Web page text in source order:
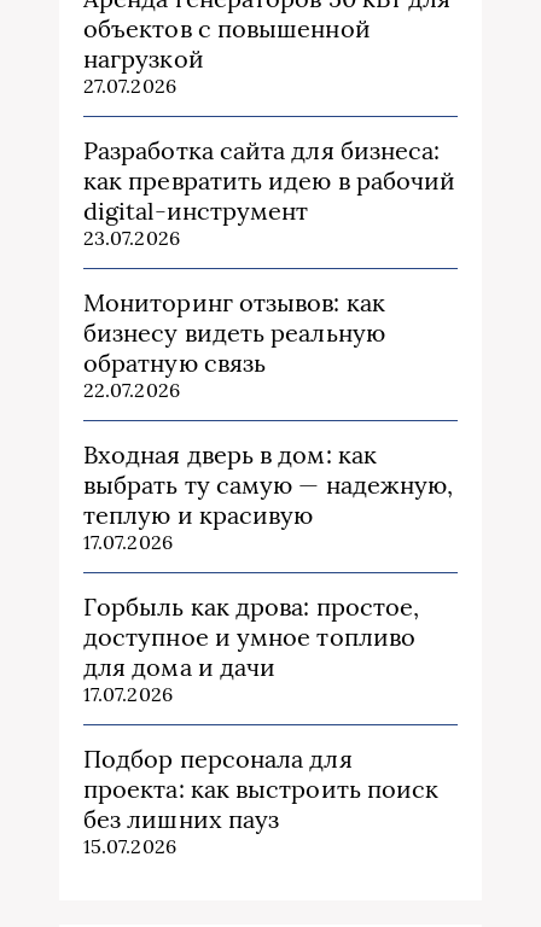
объектов с повышенной
нагрузкой
27.07.2026
Разработка сайта для бизнеса:
как превратить идею в рабочий
digital-инструмент
23.07.2026
Мониторинг отзывов: как
бизнесу видеть реальную
обратную связь
22.07.2026
Входная дверь в дом: как
выбрать ту самую — надежную,
теплую и красивую
17.07.2026
Горбыль как дрова: простое,
доступное и умное топливо
для дома и дачи
17.07.2026
Подбор персонала для
проекта: как выстроить поиск
без лишних пауз
15.07.2026